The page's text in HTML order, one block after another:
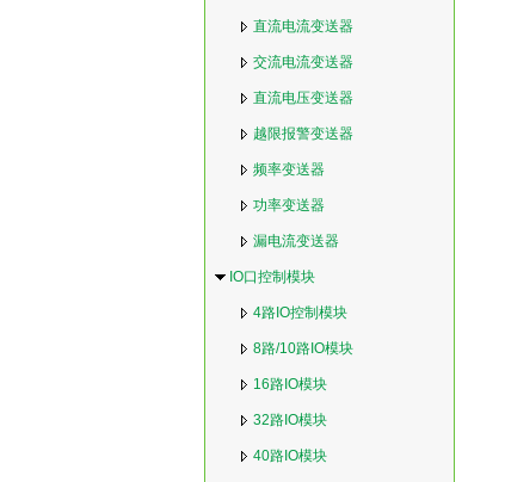
直流电流变送器
交流电流变送器
直流电压变送器
越限报警变送器
频率变送器
功率变送器
漏电流变送器
IO口控制模块
4路IO控制模块
8路/10路IO模块
16路IO模块
32路IO模块
40路IO模块